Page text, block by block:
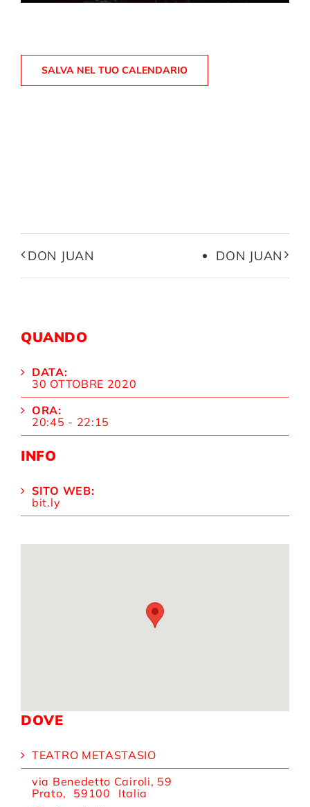
SALVA NEL TUO CALENDARIO
DON JUAN DON JUAN
QUANDO
DATA:
30 OTTOBRE 2020
ORA:
20:45 - 22:15
INFO
SITO WEB:
bit.ly
DOVE
TEATRO METASTASIO
via Benedetto Cairoli, 59
Prato, 59100
Italia